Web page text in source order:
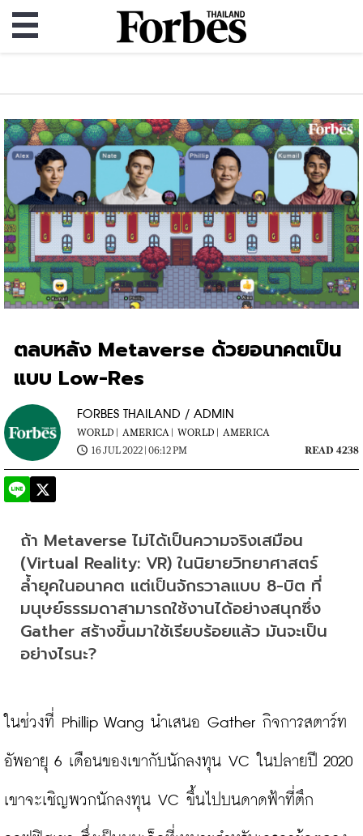
ตลบหลัง Metaverse ด้วยอนาคตเป็น
แบบ Low-Res
FORBES THAILAND / ADMIN
WORLD | AMERICA | WORLD | AMERICA
16 JUL 2022 | 06:12 PM
READ 4238
ถ้า Metaverse ไม่ได้เป็นความจริงเสมือน
(Virtual Reality: VR) ในนิยายวิทยาศาสตร์
ล้ำยุคในอนาคต แต่เป็นจักรวาลแบบ 8-บิต ที่
มนุษย์ธรรมดาสามารถใช้งานได้อย่างสนุกซึ่ง
Gather สร้างขึ้นมาใช้เรียบร้อยแล้ว มันจะเป็น
อย่างไรนะ?
ในช่วงที่ Phillip Wang นำเสนอ Gather กิจการสตาร์ท
อัพอายุ 6 เดือนของเขากับนักลงทุน VC ในปลายปี 2020
เขาจะเชิญพวกนักลงทุน VC ขึ้นไปบนดาดฟ้าที่ตึก